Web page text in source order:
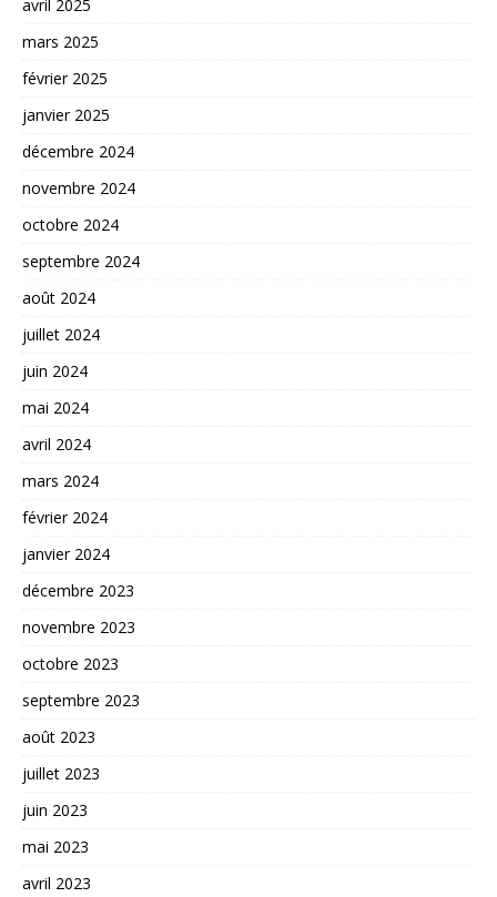
avril 2025
mars 2025
février 2025
janvier 2025
décembre 2024
novembre 2024
octobre 2024
septembre 2024
août 2024
juillet 2024
juin 2024
mai 2024
avril 2024
mars 2024
février 2024
janvier 2024
décembre 2023
novembre 2023
octobre 2023
septembre 2023
août 2023
juillet 2023
juin 2023
mai 2023
avril 2023